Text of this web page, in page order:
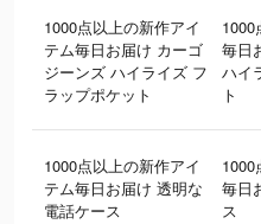
1000点以上の新作アイ
テム毎日お届け カーゴ
ジーンズ ハイライズ フ
ラップポケット
1000
毎日
ハイ
ト
1000点以上の新作アイ
テム毎日お届け 透明な
電話ケース
1000
毎日
ス